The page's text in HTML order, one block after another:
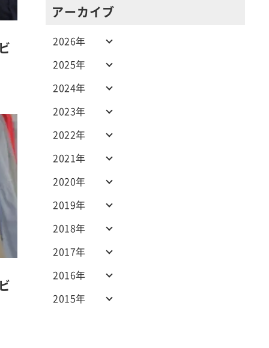
アーカイブ
2015年
2016年
2017年
2018年
2019年
2020年
2021年
2022年
2023年
2024年
2025年
2026年